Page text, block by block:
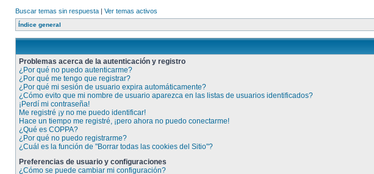
Buscar temas sin respuesta | Ver temas activos
Índice general
Problemas acerca de la autenticación y registro
¿Por qué no puedo autenticarme?
¿Por qué me tengo que registrar?
¿Por qué mi sesión de usuario expira automáticamente?
¿Cómo evito que mi nombre de usuario aparezca en las listas de usuarios identificados?
¡Perdí mi contraseña!
Me registré ¡y no me puedo identificar!
Hace un tiempo me registré, ¡pero ahora no puedo conectarme!
¿Qué es COPPA?
¿Por qué no puedo registrarme?
¿Cuál es la función de "Borrar todas las cookies del Sitio"?
Preferencias de usuario y configuraciones
¿Cómo se puede cambiar mi configuración?